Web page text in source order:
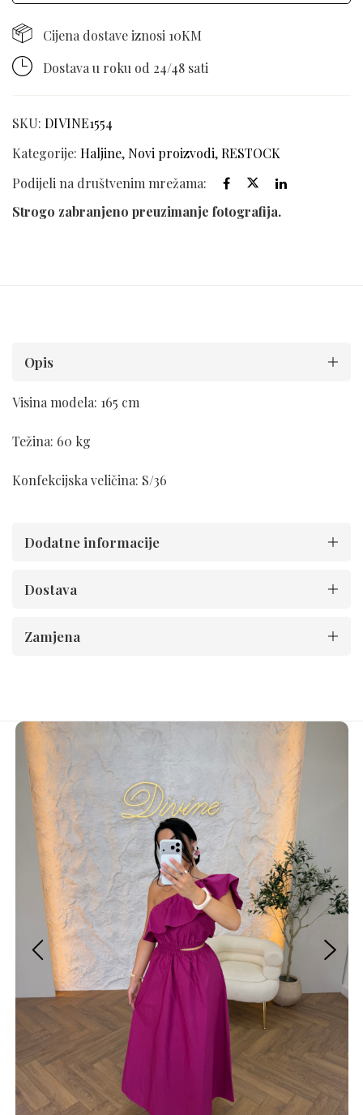
Cijena dostave iznosi 10KM
Dostava u roku od 24/48 sati
SKU: DIVINE1554
Kategorije: Haljine, Novi proizvodi, RESTOCK
Podijeli na društvenim mrežama:
Strogo zabranjeno preuzimanje fotografija.
Opis
Visina modela: 165 cm
Težina: 60 kg
Konfekcijska veličina: S/36
Dodatne informacije
Dostava
Zamjena